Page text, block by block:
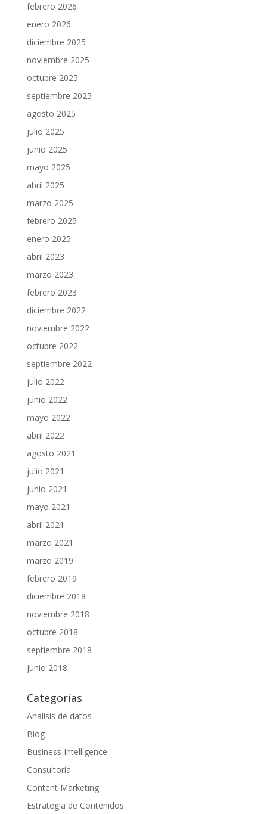
febrero 2026
enero 2026
diciembre 2025
noviembre 2025
octubre 2025
septiembre 2025
agosto 2025
julio 2025
junio 2025
mayo 2025
abril 2025
marzo 2025
febrero 2025
enero 2025
abril 2023
marzo 2023
febrero 2023
diciembre 2022
noviembre 2022
octubre 2022
septiembre 2022
julio 2022
junio 2022
mayo 2022
abril 2022
agosto 2021
julio 2021
junio 2021
mayo 2021
abril 2021
marzo 2021
marzo 2019
febrero 2019
diciembre 2018
noviembre 2018
octubre 2018
septiembre 2018
junio 2018
Categorías
Analisis de datos
Blog
Business Intelligence
Consultoría
Content Marketing
Estrategia de Contenidos